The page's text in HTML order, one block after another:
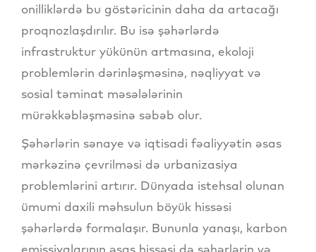
onilliklərdə bu göstəricinin daha da artacağı
proqnozlaşdırılır. Bu isə şəhərlərdə
infrastruktur yükünün artmasına, ekoloji
problemlərin dərinləşməsinə, nəqliyyat və
sosial təminat məsələlərinin
mürəkkəbləşməsinə səbəb olur.
Şəhərlərin sənaye və iqtisadi fəaliyyətin əsas
mərkəzinə çevrilməsi də urbanizasiya
problemlərini artırır. Dünyada istehsal olunan
ümumi daxili məhsulun böyük hissəsi
şəhərlərdə formalaşır. Bununla yanaşı, karbon
emissiyalarının əsas hissəsi də şəhərlərin və